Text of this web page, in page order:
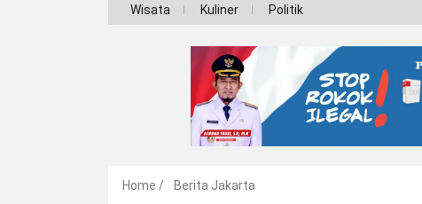
INDEKS BIROKRASI
Wisata Kuliner Politik
Home / Berita Jakarta